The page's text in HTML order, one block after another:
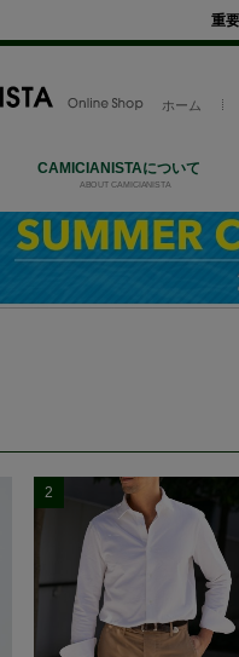
重
ホーム
CAMICIANISTAについて
ABOUT CAMICIANISTA
2